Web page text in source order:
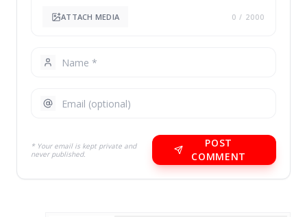
ATTACH MEDIA 0 / 2000
* Your email is kept private and
never published.
POST
COMMENT